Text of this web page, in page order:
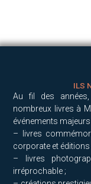
ILS
Au fil des
nombreux livres à
événements majeurs
– livres
corporate et éditions
– livres
irréprochable ;